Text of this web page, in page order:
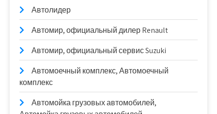
Автолидер
Автомир, официальный дилер Renault
Автомир, официальный сервис Suzuki
Автомоечный комплекс, Автомоечный
комплекс
Автомойка грузовых автомобилей,